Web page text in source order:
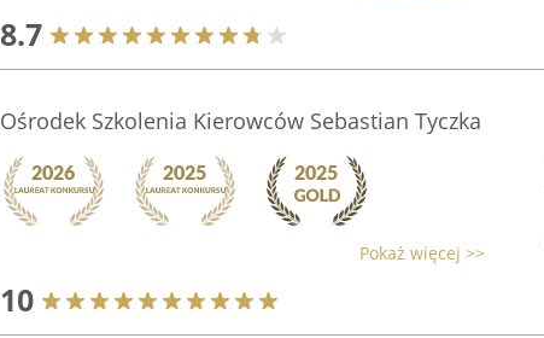
8.7
Ośrodek Szkolenia Kierowców Sebastian Tyczka
Pokaż więcej >>
10